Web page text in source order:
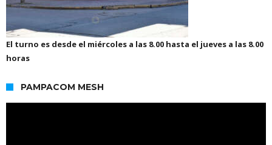
El turno es desde el miércoles a las 8.00 hasta el jueves a las 8.00
horas
PAMPACOM MESH